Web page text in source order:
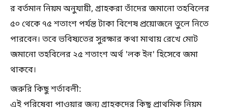
র বর্তমান নিয়ম অনুযায়ী, গ্রাহকরা তাঁদের জমানো তহবিলের
৫০ থেকে ৭৫ শতাংশ পর্যন্ত টাকা বিশেষ প্রয়োজনে তুলে নিতে
পারবেন। তবে ভবিষ্যতের সুরক্ষার কথা মাথায় রেখে মোট
জমানো তহবিলের ২৫ শতাংশ অর্থ 'লক ইন' হিসেবে জমা
থাকবে।
জরুরি কিছু শর্তাবলী:
এই পরিষেবা পাওয়ার জন্য গ্রাহকদের কিছু প্রাথমিক নিয়ম